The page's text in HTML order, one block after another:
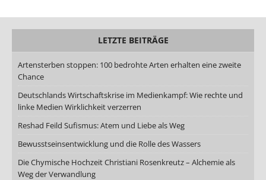
LETZTE BEITRÄGE
Artensterben stoppen: 100 bedrohte Arten erhalten eine zweite
Chance
Deutschlands Wirtschaftskrise im Medienkampf: Wie rechte und
linke Medien Wirklichkeit verzerren
Reshad Feild Sufismus: Atem und Liebe als Weg
Bewusstseinsentwicklung und die Rolle des Wassers
Die Chymische Hochzeit Christiani Rosenkreutz – Alchemie als
Weg der Verwandlung